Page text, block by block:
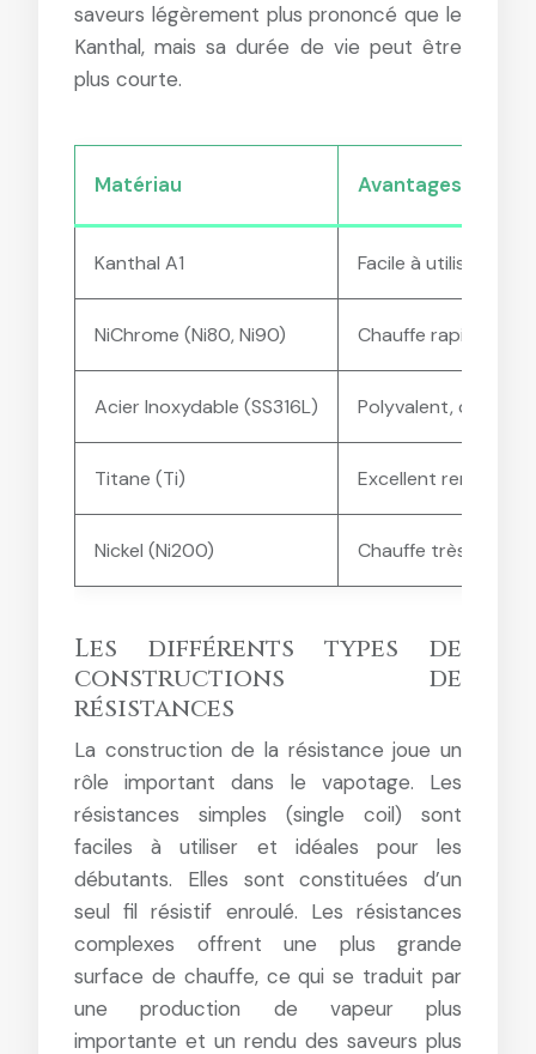
saveurs légèrement plus prononcé que le
Kanthal, mais sa durée de vie peut être
plus courte.
Matériau Avantages
Kanthal A1 Facile à utiliser,
NiChrome (Ni80, Ni90) Chauffe
Acier Inoxydable (SS316L) Polyvalent,
Titane (Ti) Excellent rendu
Nickel (Ni200) Chauffe très
Les différents types de
constructions de
résistances
La construction de la résistance joue un
rôle important dans le vapotage. Les
résistances simples (single coil) sont
faciles à utiliser et idéales pour les
débutants. Elles sont constituées d’un
seul fil résistif enroulé. Les résistances
complexes offrent une plus grande
surface de chauffe, ce qui se traduit par
une production de vapeur plus
importante et un rendu des saveurs plus